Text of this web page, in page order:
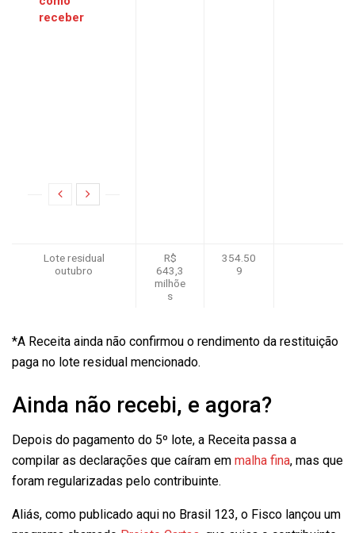
receber
Lote residual
outubro
R$
643,3
milhõe
s
354.50
9
*A Receita ainda não confirmou o rendimento da restituição
paga no lote residual mencionado.
Ainda não recebi, e agora?
Depois do pagamento do 5º lote, a Receita passa a
compilar as declarações que caíram em malha fina, mas que
foram regularizadas pelo contribuinte.
Aliás, como publicado aqui no Brasil 123, o Fisco lançou um